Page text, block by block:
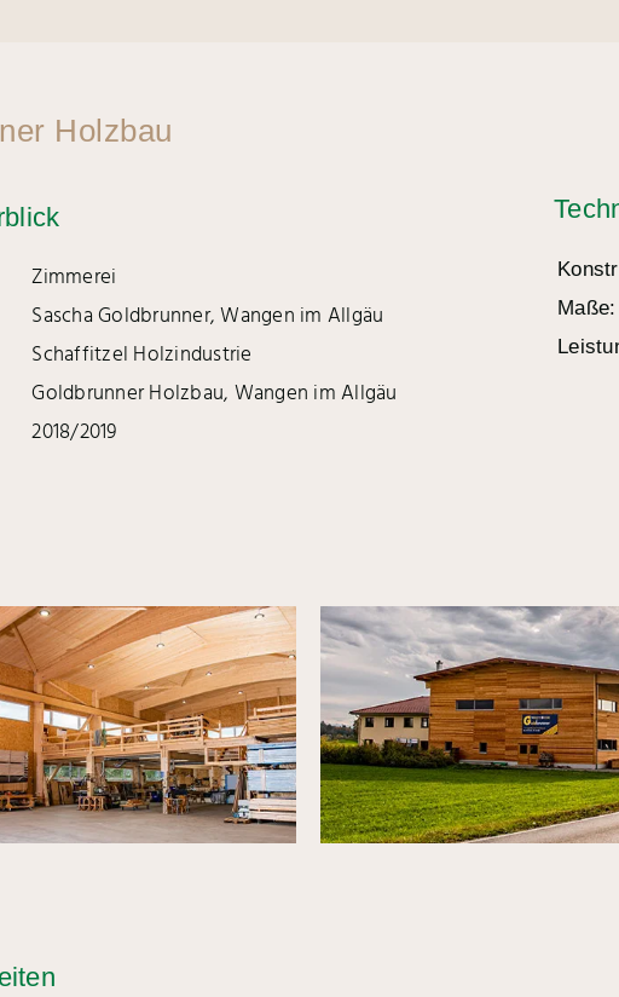
Holzbau
Zimmerei
Sascha Goldbrunner, Wangen im Allgäu
Schaffitzel Holzindustrie
Goldbrunner Holzbau, Wangen im Allgäu
2018/2019
Maße: